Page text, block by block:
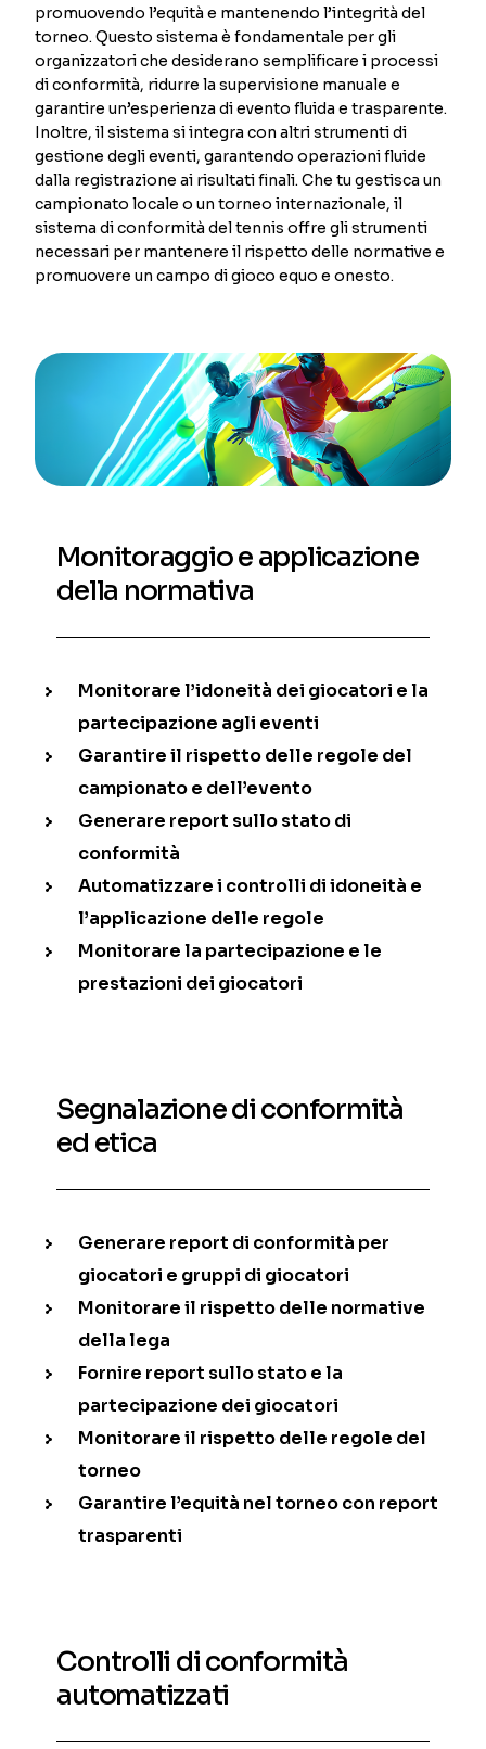
promuovendo l’equità e mantenendo l’integrità del
torneo. Questo sistema è fondamentale per gli
organizzatori che desiderano semplificare i processi
di conformità, ridurre la supervisione manuale e
garantire un’esperienza di evento fluida e trasparente.
Inoltre, il sistema si integra con altri strumenti di
gestione degli eventi, garantendo operazioni fluide
dalla registrazione ai risultati finali. Che tu gestisca un
campionato locale o un torneo internazionale, il
sistema di conformità del tennis offre gli strumenti
necessari per mantenere il rispetto delle normative e
promuovere un campo di gioco equo e onesto.
Monitoraggio e applicazione
della normativa
Monitorare l’idoneità dei giocatori e la
partecipazione agli eventi
Garantire il rispetto delle regole del
campionato e dell’evento
Generare report sullo stato di
conformità
Automatizzare i controlli di idoneità e
l’applicazione delle regole
Monitorare la partecipazione e le
prestazioni dei giocatori
Segnalazione di conformità
ed etica
Generare report di conformità per
giocatori e gruppi di giocatori
Monitorare il rispetto delle normative
della lega
Fornire report sullo stato e la
partecipazione dei giocatori
Monitorare il rispetto delle regole del
torneo
Garantire l’equità nel torneo con report
trasparenti
Controlli di conformità
automatizzati